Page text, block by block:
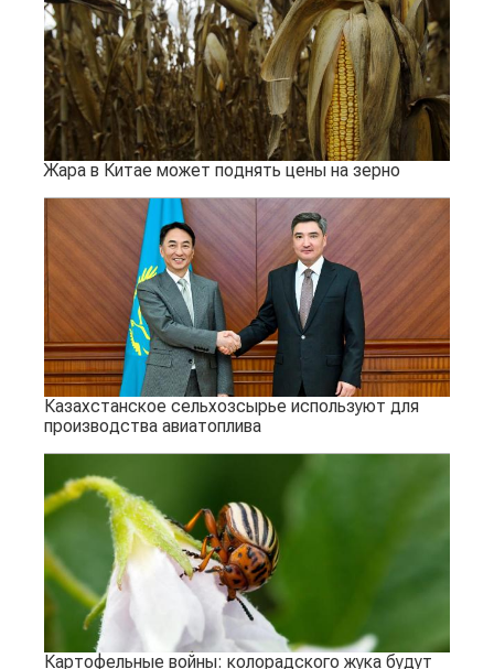
Жара в Китае может поднять цены на зерно
Казахстанское сельхозсырье используют для
производства авиатоплива
Картофельные войны: колорадского жука будут